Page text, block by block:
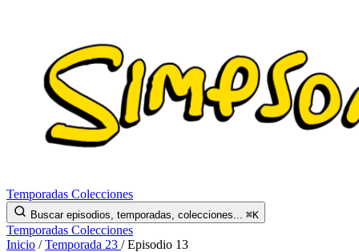
Temporadas Colecciones
Buscar episodios, temporadas, colecciones... ⌘K
Temporadas Colecciones
Inicio / Temporada 23 / Episodio 13